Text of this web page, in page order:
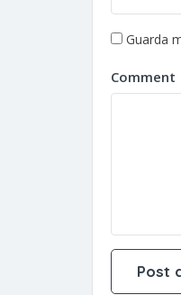
Guarda
Comment